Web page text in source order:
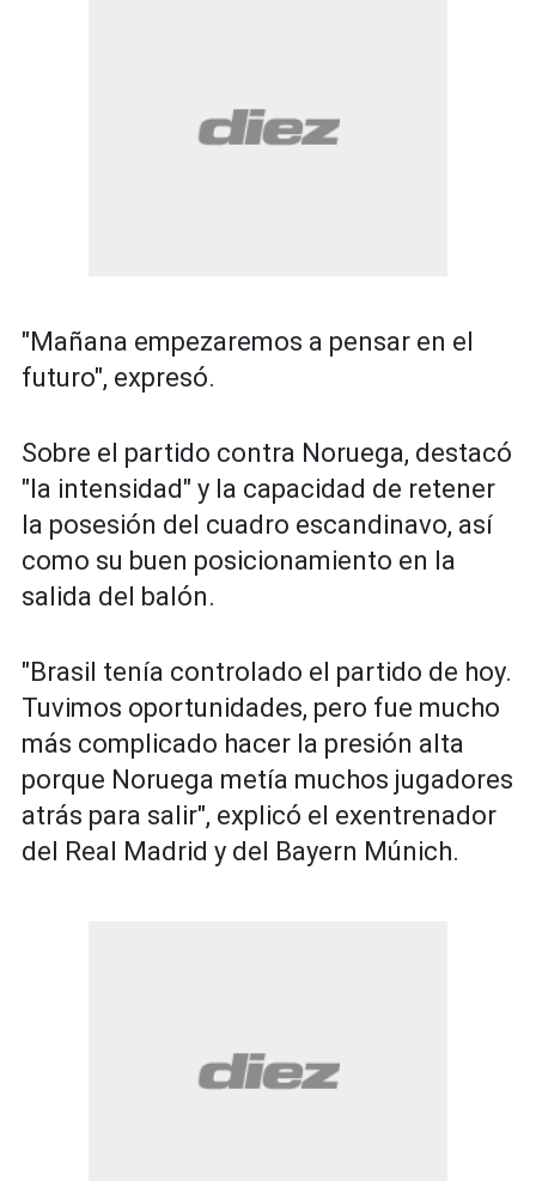
"Mañana empezaremos a pensar en el
futuro", expresó.
Sobre el partido contra Noruega, destacó
"la intensidad" y la capacidad de retener
la posesión del cuadro escandinavo, así
como su buen posicionamiento en la
salida del balón.
"Brasil tenía controlado el partido de hoy.
Tuvimos oportunidades, pero fue mucho
más complicado hacer la presión alta
porque Noruega metía muchos jugadores
atrás para salir", explicó el exentrenador
del Real Madrid y del Bayern Múnich.